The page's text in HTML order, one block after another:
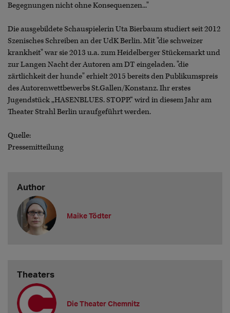
Begegnungen nicht ohne Konsequenzen..."
Die ausgebildete Schauspielerin Uta Bierbaum studiert seit 2012
Szenisches Schreiben an der UdK Berlin. Mit "die schweizer
krankheit" war sie 2013 u.a. zum Heidelberger Stückemarkt und
zur Langen Nacht der Autoren am DT eingeladen. "die
zärtlichkeit der hunde" erhielt 2015 bereits den Publikumspreis
des Autorenwettbewerbs St.Gallen/Konstanz. Ihr erstes
Jugendstück „HASENBLUES. STOPP.“ wird in diesem Jahr am
Theater Strahl Berlin uraufgeführt werden.
Quelle:
Pressemitteilung
Author
Maike Tödter
Theaters
Die Theater Chemnitz